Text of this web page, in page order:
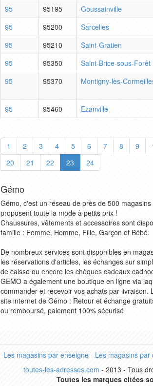
95
95195
Goussainville
95
95200
Sarcelles
95
95210
Saint-Gratien
95
95350
Saint-Brice-sous-Forêt
95
95370 Montigny-lès-
95 95460 Ezanville
1 2 3 4 5 6 7 8 9
20
21 22 23 24
Gémo
Gémo, c'est un réseau de près de 500
proposent toute la mode à petits prix !
Chaussures, vêtements et accessoires sont
famille : Femme, Homme, Fille, Garçon et Bébé.
De nombreux services sont disponibles en
les réservations d'articles, les échanges sur
de caisse ou encore les chèques cadeaux
GEMO a également une boutique en ligne via
commander et recevoir vos achats par livraison.
site internet de Gémo : Retour et échange
ou remboursé, paiement 100% sécurisé
Les magasins par enseigne- Les magasins par
toutes-les-adresses.com - 2013 - Tous
Toutes les marques citées